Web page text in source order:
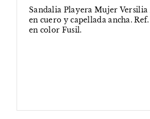
Sandalia Playera Mujer
en cuero y capellada ancha. Ref.
en color Fusil.